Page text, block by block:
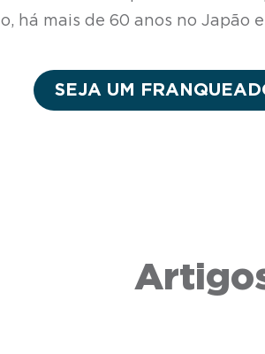
há mais de 60 anos no Japão
SEJA UM